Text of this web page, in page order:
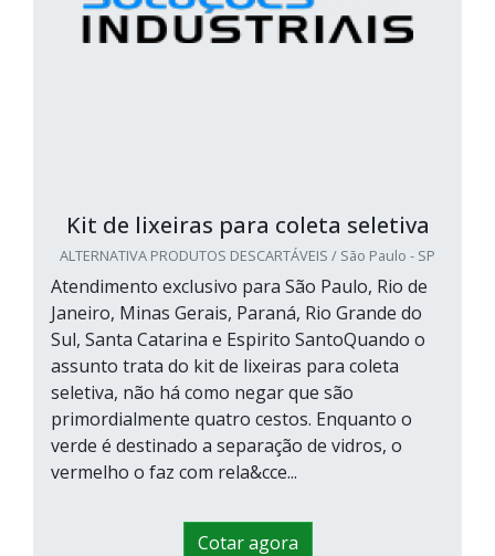
Kit de lixeiras para coleta seletiva
ALTERNATIVA PRODUTOS DESCARTÁVEIS / São Paulo - SP
Atendimento exclusivo para São Paulo, Rio de
Janeiro, Minas Gerais, Paraná, Rio Grande do
Sul, Santa Catarina e Espirito SantoQuando o
assunto trata do kit de lixeiras para coleta
seletiva, não há como negar que são
primordialmente quatro cestos. Enquanto o
verde é destinado a separação de vidros, o
vermelho o faz com rela&cce...
Cotar agora